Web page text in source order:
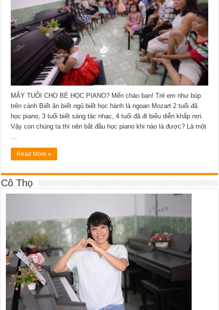
MẤY TUỔI CHO BÉ HỌC PIANO? Mến chào bạn! Trẻ em như búp
trên cành Biết ăn biết ngủ biết học hành là ngoan Mozart 2 tuổi đã
học piano, 3 tuổi biết sáng tác nhạc, 4 tuổi đã đi biểu diễn khắp nơi.
Vậy con chúng ta thì nên bắt đầu học piano khi nào là được? Là một
Read More »
Cô Thọ